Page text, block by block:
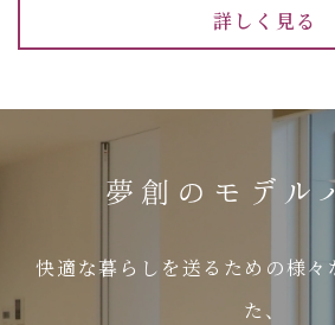
詳しく見る
夢創のモデル
快適な暮らしを送るための様々
た、